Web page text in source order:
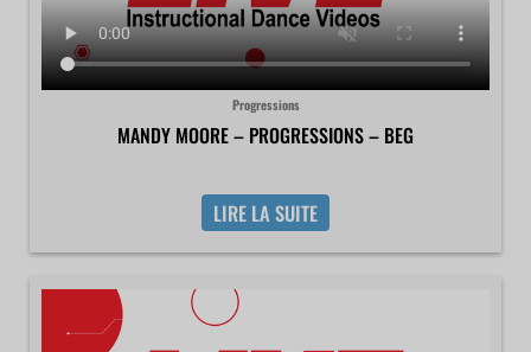
Progressions
MANDY MOORE – PROGRESSIONS – BEG
LIRE LA SUITE